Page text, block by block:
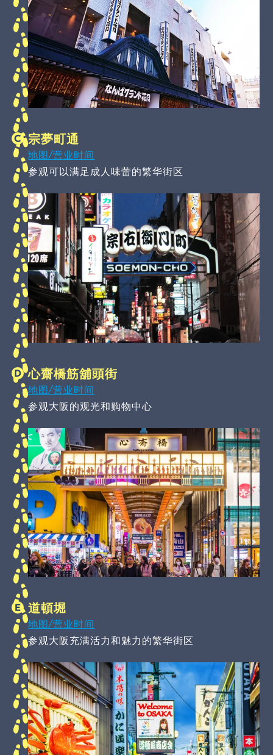
宗夢町通
地图/营业时间
参观可以满足成人味蕾的繁华街区
心齋橋筋舖頭街
地图/营业时间
参观大阪的观光和购物中心
道頓堀
地图/营业时间
参观大阪充满活力和魅力的繁华街区